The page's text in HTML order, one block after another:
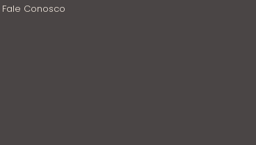
Fale Conosco